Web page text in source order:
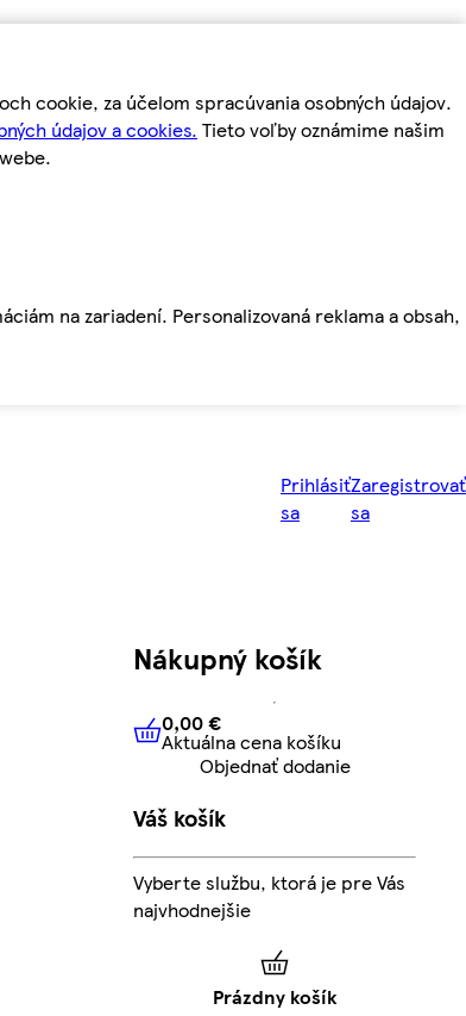
cookie, za účelom spracúvania osobných údajov.
údajov a cookies. Tieto voľby oznámime našim
na zariadení. Personalizovaná reklama a obsah,
Prihlásiť
sa
Zaregistrovať
sa
Nákupný košík
0,00 € Aktuálna cena košíku
0,00 €
Aktuálna cena košíku
Objednať dodanie
Váš košík
Vyberte službu, ktorá je pre Vás
najvhodnejšie
Prázdny košík